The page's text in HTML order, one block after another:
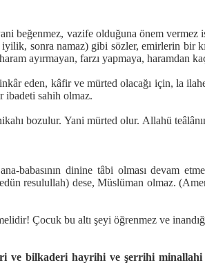
beğenmez, vazife olduğuna önem vermez
sonra namaz) gibi sözler, emirlerin bir
ayırmayan, farzı yapmaya, haramdan
eden, kâfir ve mürted olacağı için, la
ibadeti sahih olmaz.
bozulur. Yani mürted olur. Allahü
babasının dinine tâbi olması devam
resulullah) dese, Müslüman olmaz.
Çocuk bu altı şeyi öğrenmez ve
bilkaderi hayrihi ve şerrihi